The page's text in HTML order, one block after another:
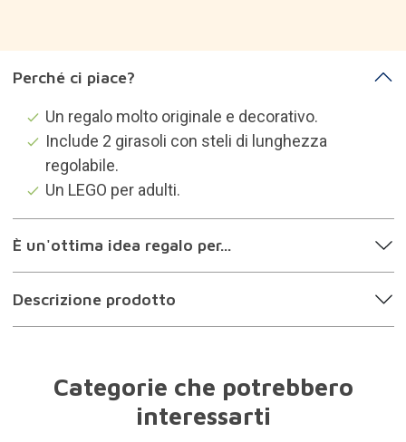
Perché ci piace?
Un regalo molto originale e decorativo.
Include 2 girasoli con steli di lunghezza
regolabile.
Un LEGO per adulti.
È un'ottima idea regalo per...
Descrizione prodotto
Categorie che potrebbero
interessarti